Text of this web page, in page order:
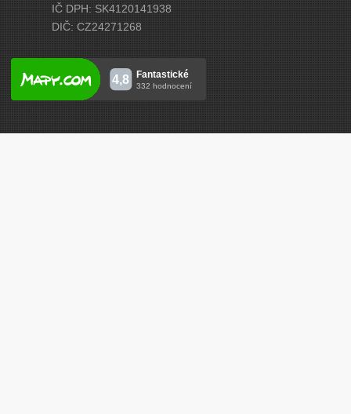
IČ DPH: SK4120141938
DIČ: CZ24271268